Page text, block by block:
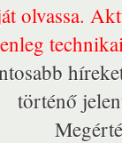
olvassa.
történő